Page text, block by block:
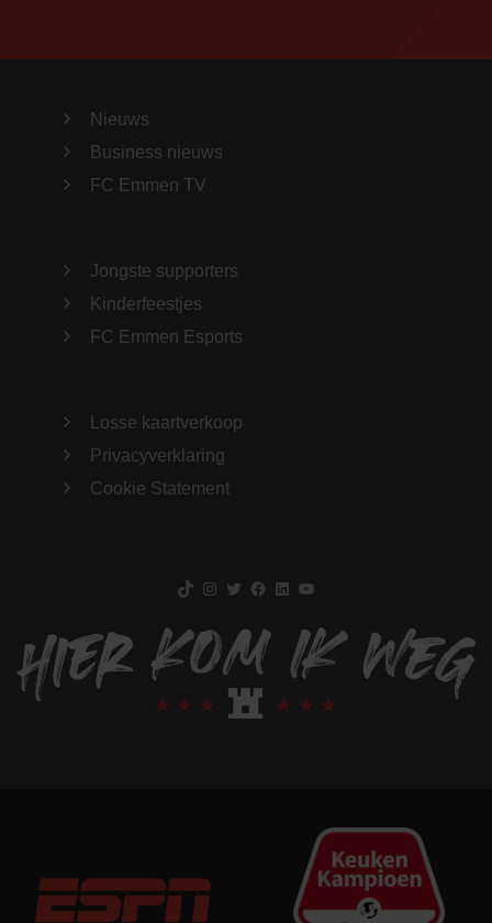
Nieuws
Business nieuws
FC Emmen TV
Jongste supporters
Kinderfeestjes
FC Emmen Esports
Losse kaartverkoop
Privacyverklaring
Cookie Statement